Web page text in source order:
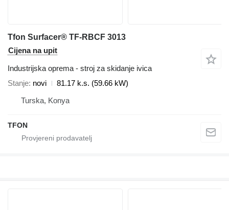
Tfon Surfacer® TF-RBCF 3013
Cijena na upit
Industrijska oprema - stroj za skidanje ivica
Stanje novi
81.17 k.s. (59.66 kW)
Turska, Konya
TFON